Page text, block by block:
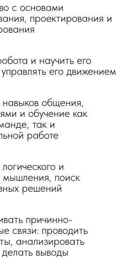
с основами
проектирования и
и научить его
его движением
общения,
и обучение как
так и
работе
и
мышления, поиск
решений
причинно-
связи: проводить
анализировать
делать выводы
УТОЧНИТЬ
МЕСТ